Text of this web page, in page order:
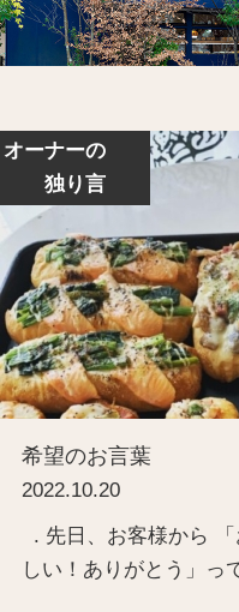
オーナーの
独り言
希望のお言葉
2022.10.20
. 先日、お客様から
しい！ありがとう」っ